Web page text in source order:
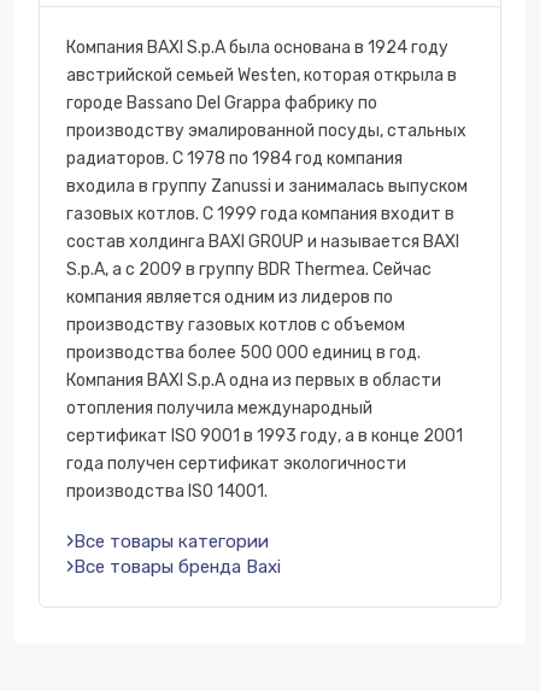
Компания BAXI S.p.A была основана в 1924 году
австрийской семьей Westen, которая открыла в
городе Bassano Del Grappa фабрику по
производству эмалированной посуды, стальных
радиаторов. С 1978 по 1984 год компания
входила в группу Zanussi и занималась выпуском
газовых котлов. С 1999 года компания входит в
состав холдинга BAXI GROUP и называется BAXI
S.p.A, а с 2009 в группу BDR Thermea. Сейчас
компания является одним из лидеров по
производству газовых котлов с объемом
производства более 500 000 единиц в год.
Компания BAXI S.p.A одна из первых в области
отопления получила международный
сертификат ISO 9001 в 1993 году, а в конце 2001
года получен сертификат экологичности
производства ISO 14001.
Все товары категории
Все товары бренда Baxi